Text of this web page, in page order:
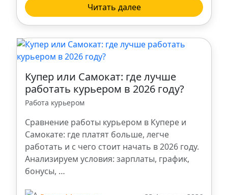
Читать далее
Купер или Самокат: где лучше
работать курьером в 2026 году?
Работа курьером
Сравнение работы курьером в Купере и
Самокате: где платят больше, легче
работать и с чего стоит начать в 2026 году.
Анализируем условия: зарплаты, график,
бонусы, …